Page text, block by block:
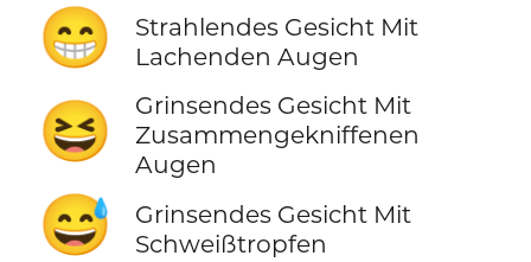
😁
Strahlendes Gesicht Mit
Lachenden Augen
😆
Grinsendes Gesicht Mit
Zusammengekniffenen
Augen
😅
Grinsendes Gesicht Mit
Schweißtropfen